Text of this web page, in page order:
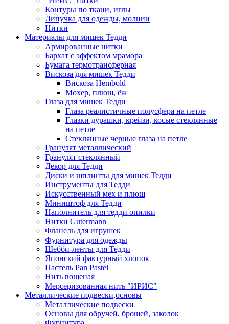
Контуры по ткани, иглы
Липучка для одежды, молнии
Нитки
Материалы для мишек Тедди
Армированные нитки
Бархат с эффектом мрамора
Бумага термотрансферная
Вискоза для мишек Тедди
Вискоза Hembold
Мохер, плюш, ёж
Глаза для мишек Тедди
Глаза реалистичные полусфера на петле
Глазки дурашки, крейзи, косые стеклянные
на петле
Стеклянные черные глаза на петле
Гранулят металлический
Гранулят стеклянный
Декор для Тедди
Диски и шплинты для мишек Тедди
Инструменты для Тедди
Искусственный мех и плюш
Миништоф для Тедди
Наполнитель для тедди опилки
Нитки Gutermann
Фланель для игрушек
Фурнитура для одежды
Шебби-ленты для Тедди
Японский фактурный хлопок
Пастель Pan Pastel
Нить вощеная
Мерсеризованная нить "ИРИС"
Металлические подвески,основы
Металлические подвески
Основы для обручей, брошей, заколок